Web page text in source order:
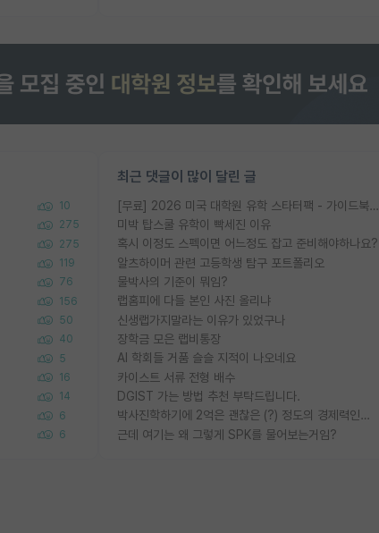
10
275
275
119
76
156
50
40
5
16
14
6
6
최근 댓글이 많이 달린 글
[무료] 2026 미국 대학원 유학 스타터팩 - 가이드북 & 합격자 컨택메일 템플릿
미박 탑스쿨 유학이 빡세진 이유
혹시 이정도 스펙이면 어느정도 잡고 준비해야하나요?
알츠하이머 관련 고등학생 탐구 포트폴리오
물박사의 기준이 뭐임?
랩홈피에 다들 본인 사진 올리냐
신생랩가지말라는 이유가 있었구나
장학금 모은 랩비통장
AI 학회들 거품 슬슬 지적이 나오네요
카이스트 서류 전형 배수
DGIST 가는 방법 추천 부탁드립니다.
박사진학하기에 2억은 괜찮은 (?) 정도의 경제력인가요
근데 여기는 왜 그렇게 SPK를 물어보는거임?